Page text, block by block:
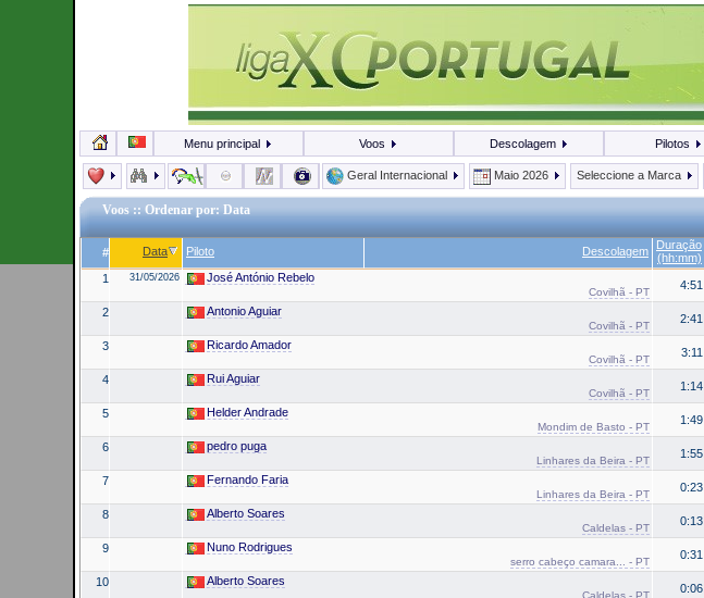
Menu principal Voos Descolagem Pilotos
Geral Internacional Maio 2026 Seleccione a Marca
Voos :: Ordenar por: Data
# Data Piloto Descolagem
Duração
(hh:mm)
1 31/05/2026 José António Rebelo
Covilhã - PT
4:51
2 Antonio Aguiar
Covilhã - PT
2:41
3 Ricardo Amador
Covilhã - PT
3:11
4 Rui Aguiar
Covilhã - PT
1:14
5 Helder Andrade
Mondim de Basto - PT
1:49
6 pedro puga
Linhares da Beira - PT
1:55
7 Fernando Faria
Linhares da Beira - PT
0:23
8 Alberto Soares
Caldelas - PT
0:13
9 Nuno Rodrigues
serro cabeço camara... - PT
0:31
10 Alberto Soares
Caldelas - PT
0:06